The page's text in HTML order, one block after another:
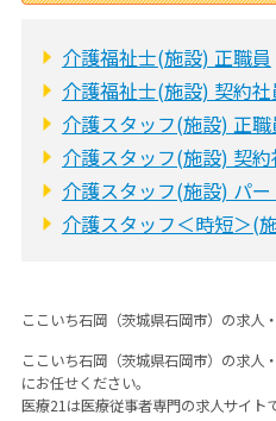
介護福祉士(施設) 正職員
介護福祉士(施設) 契約社
介護スタッフ(施設) 正職
介護スタッフ(施設) 契約
介護スタッフ(施設) パー
介護スタッフ＜時短＞(
ここいち石岡（茨城県石岡市）の求人
ここいち石岡（茨城県石岡市）の求人
にお任せください。
医療21は医療従事者専門の求人サイト